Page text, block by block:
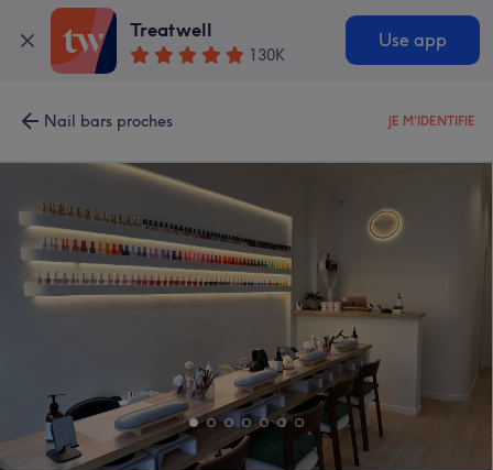
Treatwell
130K
Use app
Nail bars proches JE M'IDENTIFIE